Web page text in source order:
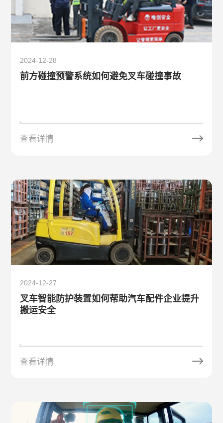
2024-12-28
前方碰撞预警系统如何避免叉车碰撞事故
查看详情
2024-12-27
叉车智能防护装置如何帮助汽车配件企业提升
搬运安全
查看详情